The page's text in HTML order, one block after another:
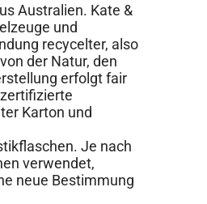
Australien. Kate &
und
recycelter, also
der Natur, den
erfolgt fair
Karton und
Je nach
verwendet,
neue Bestimmung